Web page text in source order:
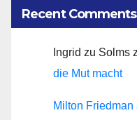
Recent Comments
Ingrid zu Solms
die Mut macht
Milton Friedman